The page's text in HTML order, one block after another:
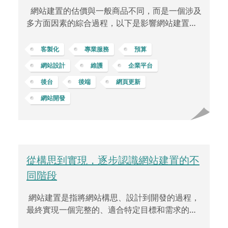
網站建置的估價與一般商品不同，而是一個涉及
多方面因素的綜合過程，以下是影響網站建置費
有其獨特性，不僅僅是頁數的差異。網站的複雜
度體現於功能、設計、技術要求等多方面。一個
需要設計特殊功能、具有複雜後端系統的網站，
像是電子商務、訂單系統、會員登錄，或是互動
效果等等，其開發成本自然會高於一個靜態、單
純的網站。 網站客製化程度不同客戶對於網站的
需求不同，有些客戶希望有高度客製化或專屬的
客製化 專業服務
預算
網站設計
維護
企業平台
後台
後端
網頁更新
網站開發
從構思到實現，逐步認識網站建置的不
同階段
網站建置是指將網站構思、設計到開發的過程，
最終實現一個完整的、適合特定目標和需求的網